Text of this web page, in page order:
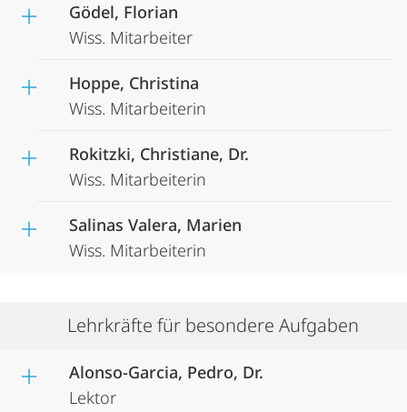
Gödel, Florian
Wiss. Mitarbeiter
Hoppe, Christina
Wiss. Mitarbeiterin
Rokitzki, Christiane, Dr.
Wiss. Mitarbeiterin
Salinas Valera, Marien
Wiss. Mitarbeiterin
Lehrkräfte für besondere Aufgaben
Alonso-Garcia, Pedro, Dr.
Lektor